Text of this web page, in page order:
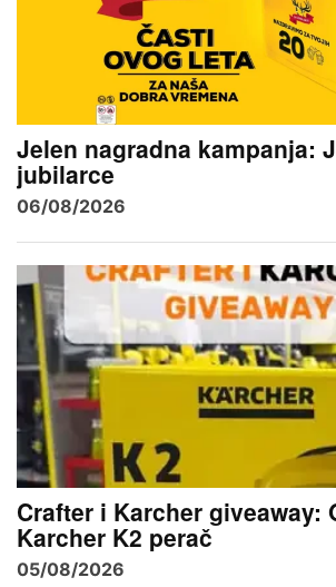
Jelen nagradna kampanja:
jubilarce
06/08/2026
Crafter i Karcher giveaway:
Karcher K2 perač
05/08/2026